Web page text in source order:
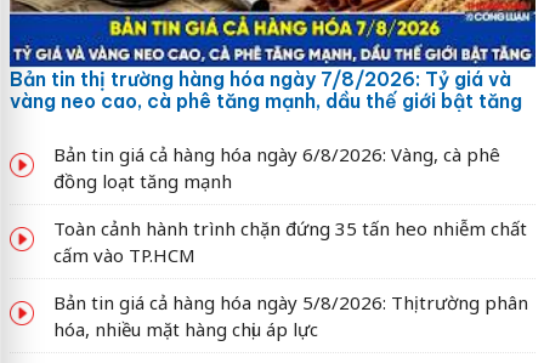
Bản tin thị trường hàng hóa ngày 7/8/2026: Tỷ giá và
vàng neo cao, cà phê tăng mạnh, dầu thế giới bật tăng
Bản tin giá cả hàng hóa ngày 6/8/2026: Vàng, cà phê
đồng loạt tăng mạnh
Toàn cảnh hành trình chặn đứng 35 tấn heo nhiễm chất
cấm vào TP.HCM
Bản tin giá cả hàng hóa ngày 5/8/2026: Thị trường phân
hóa, nhiều mặt hàng chịu áp lực